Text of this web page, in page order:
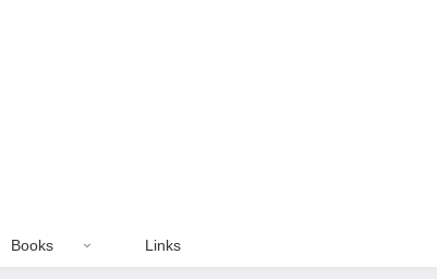
Books Links